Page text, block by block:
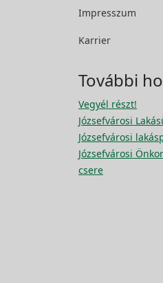
Impresszum
Karrier
További
Vegyél részt!
Józsefvárosi
Józsefvárosi
Józsefvárosi
csere